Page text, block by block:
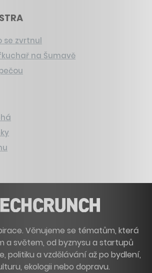
se zvrtnul
na Šumavě
Věnujeme se tématům, která
a světem, od byznysu a startupů
politiku a vzdělávání až po bydlení,
ekologii nebo dopravu.